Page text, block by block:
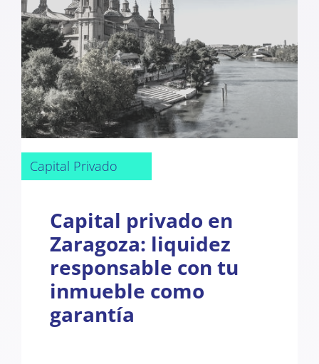
Capital Privado
Capital privado en
Zaragoza: liquidez
responsable con tu
inmueble como
garantía